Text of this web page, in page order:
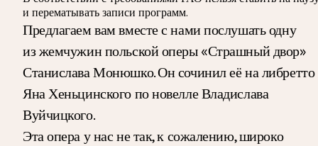
и перематывать записи программ.
Предлагаем вам вместе с нами послушать одну
из жемчужин польской оперы «Страшный двор»
Станислава Монюшко. Он сочинил её на либретто
Яна Хеньцинского по новелле Владислава
Вуйчицкого.
Эта опера у нас не так, к сожалению, широко